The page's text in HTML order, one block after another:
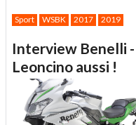
Sport WSBK 2017 2019
Interview Benelli -
Leoncino aussi !